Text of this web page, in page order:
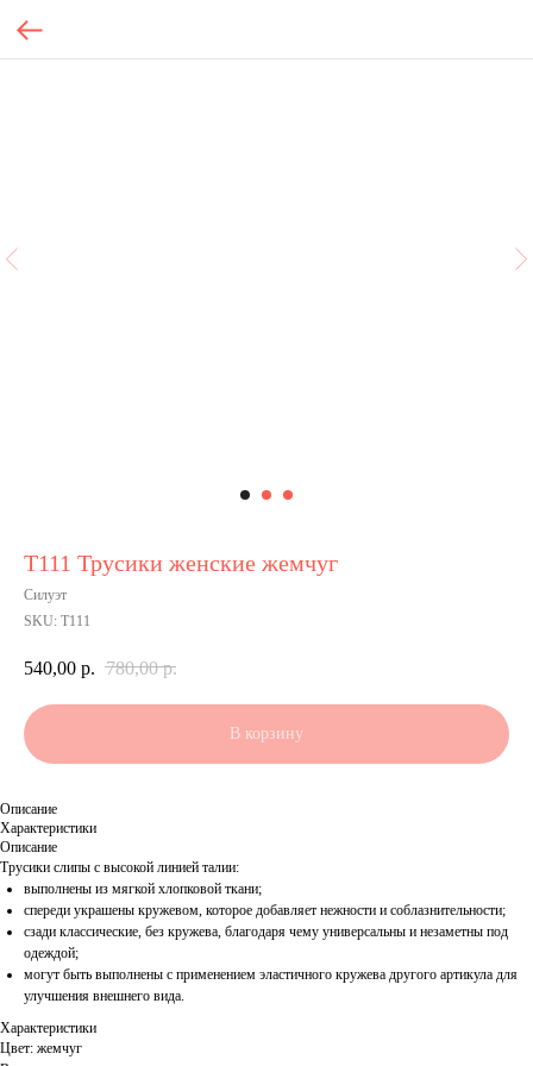
Т111 Трусики женские жемчуг
Силуэт
SKU: Т111
540,00 р. 780,00 р.
В корзину
Описание
Характеристики
Описание
Трусики слипы с высокой линией талии:
выполнены из мягкой хлопковой ткани;
спереди украшены кружевом, которое добавляет нежности и соблазнительности;
сзади классические, без кружева, благодаря чему универсальны и незаметны под
одеждой;
могут быть выполнены с применением эластичного кружева другого артикула для
улучшения внешнего вида.
Характеристики
Цвет: жемчуг